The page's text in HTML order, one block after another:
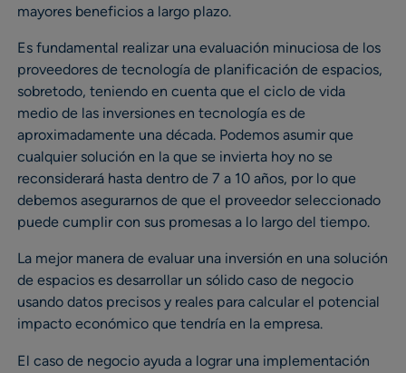
mayores beneficios a largo plazo.
Es fundamental realizar una evaluación minuciosa de los
proveedores de tecnología de planificación de espacios,
sobretodo, teniendo en cuenta que el ciclo de vida
medio de las inversiones en tecnología es de
aproximadamente una década. Podemos asumir que
cualquier solución en la que se invierta hoy no se
reconsiderará hasta dentro de 7 a 10 años, por lo que
debemos asegurarnos de que el proveedor seleccionado
puede cumplir con sus promesas a lo largo del tiempo.
La mejor manera de evaluar una inversión en una solución
de espacios es desarrollar un sólido caso de negocio
usando datos precisos y reales para calcular el potencial
impacto económico que tendría en la empresa.
El caso de negocio ayuda a lograr una implementación